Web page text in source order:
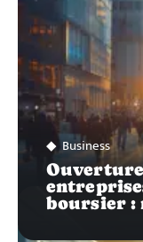
Business
boursier :